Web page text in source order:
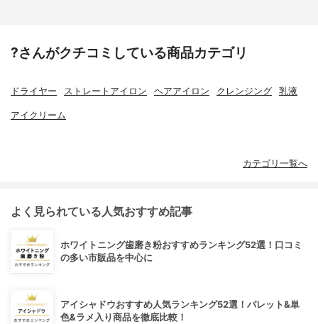
?さんがクチコミしている商品カテゴリ
ドライヤー ストレートアイロン ヘアアイロン クレンジング 乳液
アイクリーム
カテゴリ一覧へ
よく見られている人気おすすめ記事
ホワイトニング歯磨き粉おすすめランキング52選！口コミ
の多い市販品を中心に
アイシャドウおすすめ人気ランキング52選！パレット&単
色&ラメ入り商品を徹底比較！